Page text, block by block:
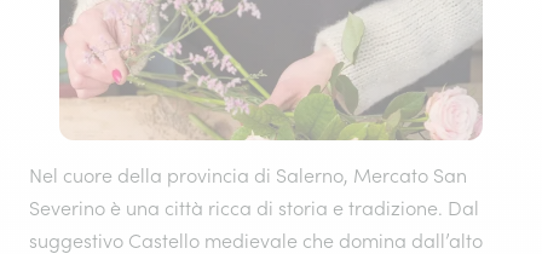
Nel cuore della provincia di Salerno, Mercato San
Severino è una città ricca di storia e tradizione. Dal
suggestivo Castello medievale che domina dall’alto